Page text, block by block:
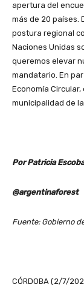
apertura del
más de 20 países.
postura regional
Naciones Unidas
queremos elevar
mandatario. En
Economía
municipalidad de
Por Patricia
@argentinaforest
Fuente: Gobierno
CÓRDOBA (2/7/